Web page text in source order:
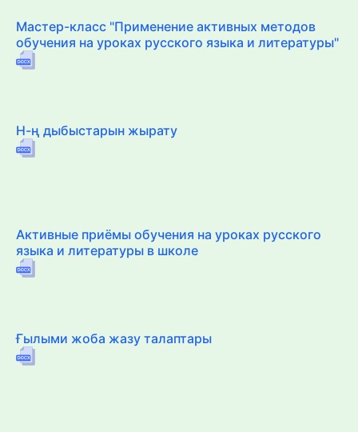
Мастер-класс "Применение активных методов
обучения на уроках русского языка и литературы"
Н-ң дыбыстарын жырату
Активные приёмы обучения на уроках русского
языка и литературы в школе
Ғылыми жоба жазу талаптары